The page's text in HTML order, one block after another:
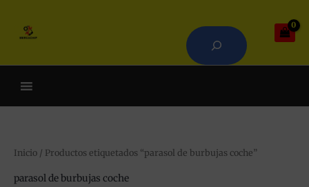
contenido
Inicio / Productos etiquetados “parasol de burbujas coche”
parasol de burbujas coche